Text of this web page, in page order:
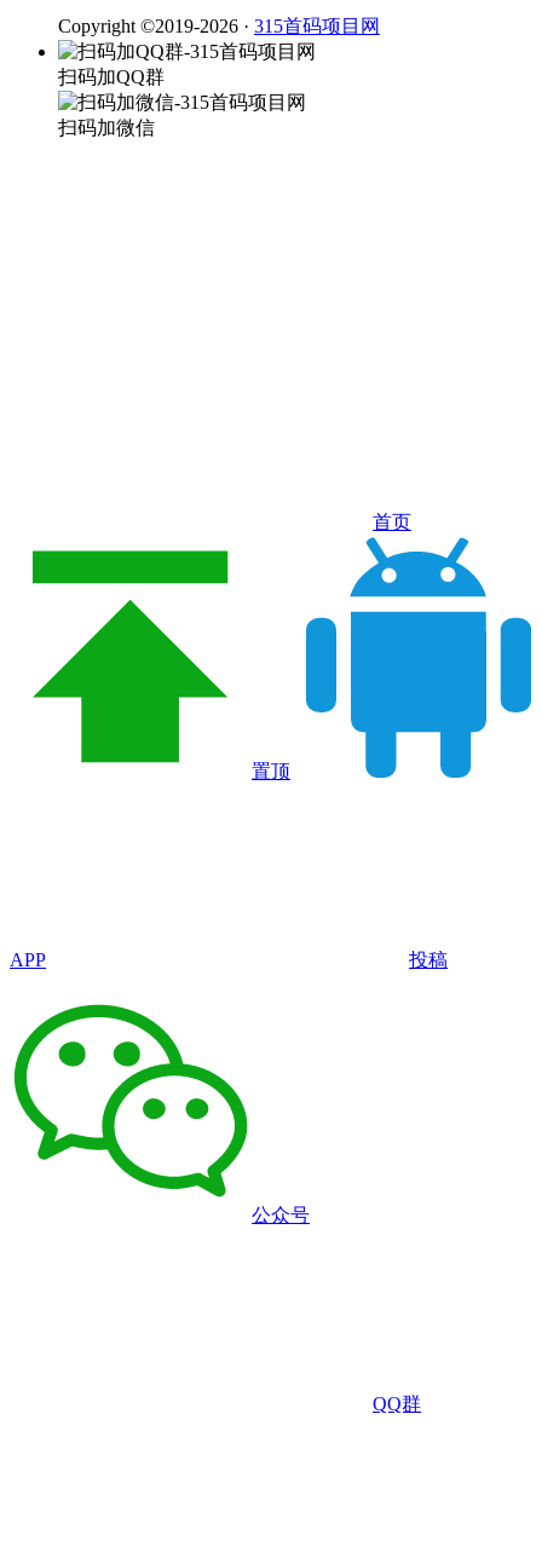
Copyright ©2019-2026 · 315首码项目网
扫码加QQ群
扫码加微信
首页
置顶
APP 投稿
公众号
QQ群